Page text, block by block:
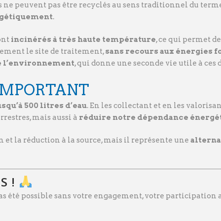
ne peuvent pas être recyclés au sens traditionnel du
.
incinérés à très haute température, ce qui permet
le site de traitement,sans recours aux énergies
l’environnement, qui donne une seconde vie utile à ces
500 litres d’eau. En les collectant et en les
mais aussi à réduire notre dépendance
et la réduction à la source, mais il représente une
!
été possible sans votre engagement, votre participation